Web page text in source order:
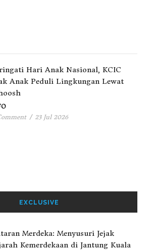
Hari Anak Nasional, KCIC
Anak Peduli Lingkungan Lewat
/ 23 Jul 2026
EXCLUSIVE
Merdeka: Menyusuri Jejak
Kemerdekaan di Jantung Kuala